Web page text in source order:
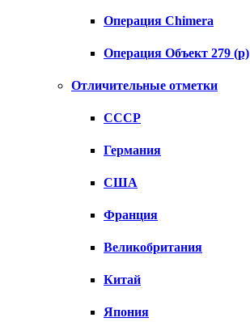
Операция Chimera
Операция Объект 279 (р)
Отличительные отметки
СССР
Германия
США
Франция
Великобритания
Китай
Япония